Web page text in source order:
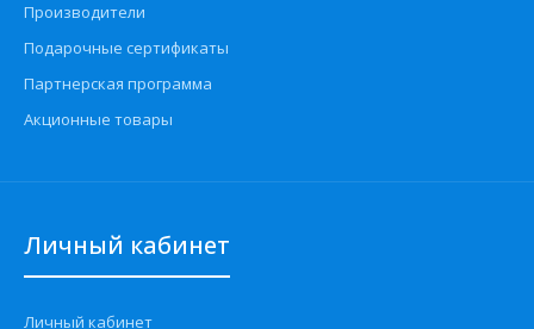
Производители
Подарочные сертификаты
Партнерская программа
Акционные товары
Личный кабинет
Личный кабинет